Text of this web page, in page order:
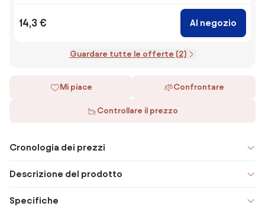
14,3 € Al negozio
Guardare tutte le offerte (2)
Mi piace Confrontare
Controllare il prezzo
Cronologia dei prezzi
Descrizione del prodotto
Specifiche